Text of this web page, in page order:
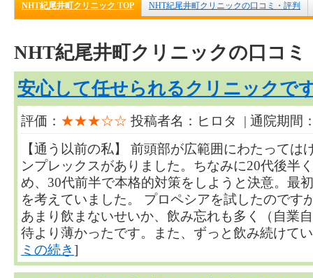
NHT紀尾井町クリニック TOP NHT紀尾井町クリニックの口コミ・評判
NHT紀尾井町クリニックの口コミ
安心して任せられるクリニックで
評価： ★★★☆☆ 投稿者名：ヒロタ | 通院期間
【通う以前の私】 前頭部が広範囲にわたっては
ンプレックスがありました。ちなみに20代後半
め、30代前半で本格的対策をしようと決意。最
を考えていました。 プロペシアを試したのです
あまり飲まないせいか、飲み忘れも多く（自業
待より薄かったです。また、ずっと飲み続けて
ミの続き]